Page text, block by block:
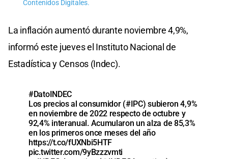
Contenidos Digitales.
La inflación aumentó durante noviembre 4,9%,
informó este jueves el Instituto Nacional de
Estadística y Censos (Indec).
#DatoINDEC
Los precios al consumidor (#IPC) subieron 4,9%
en noviembre de 2022 respecto de octubre y
92,4% interanual. Acumularon un alza de 85,3%
en los primeros once meses del año
https://t.co/fUXNbi5HTF
pic.twitter.com/9yBzzzvmti